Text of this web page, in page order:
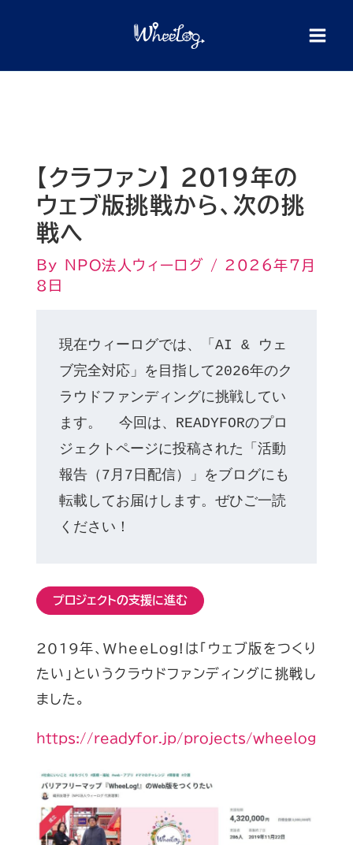
【クラファン】 2019年の
ウェブ版挑戦から、次の挑
戦へ
By NPO法人ウィーログ / 2026年7月
8日
現在ウィーログでは、「AI & ウェ
ブ完全対応」を目指して2026年のク
ラウドファンディングに挑戦してい
ます。  今回は、READYFORのプロ
ジェクトページに投稿された「活動
報告（7月7日配信）」をブログにも
転載してお届けします。ぜひご一読
ください！
プロジェクトの支援に進む
2019年、WheeLog!は「ウェブ版をつくり
たい」というクラウドファンディングに挑戦し
ました。
https://readyfor.jp/projects/wheelog